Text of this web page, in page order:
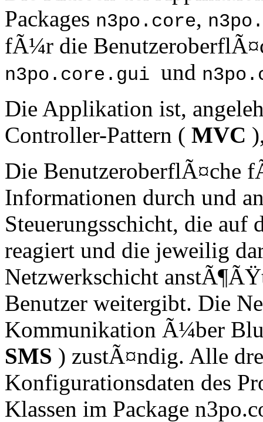
Packages n3po.core,
fÃ¼r die
n3po.core.gui und
Die Applikation ist,
Controller-Pattern ( MVC
Die BenutzeroberflÃ¤che
Informationen durch und
Steuerungsschicht, die auf
reagiert und die jeweilig
Netzwerkschicht
Benutzer weitergibt. Die
Kommunikation Ã¼ber
SMS ) zustÃ¤ndig. Alle
Konfigurationsdaten des
Klassen im Package